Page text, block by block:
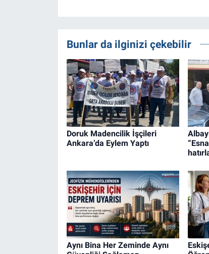
Bunlar da ilginizi çekebilir
Doruk Madencilik İşçileri
Ankara’da Eylem Yaptı
Aynı Bina Her Zeminde Aynı